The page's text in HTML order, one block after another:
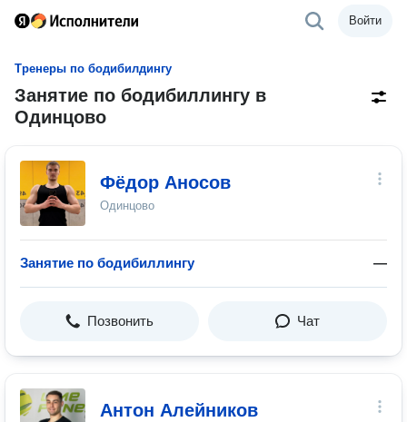
Войти
Тренеры по бодибилдингу
Занятие по бодибиллингу в
Одинцово
Фёдор Аносов
Одинцово
Занятие по бодибиллингу —
Позвонить Чат
Антон Алейников